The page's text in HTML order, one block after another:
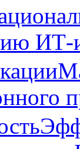
ИТ-